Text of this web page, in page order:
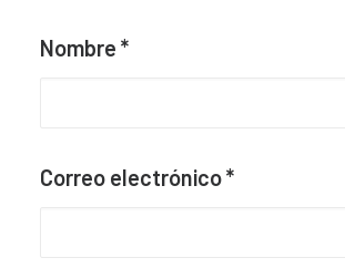
Nombre *
Correo electrónico*